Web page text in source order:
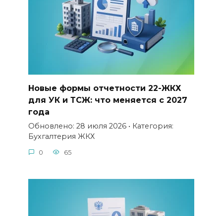
Новые формы отчетности 22-ЖКХ
для УК и ТСЖ: что меняется с 2027
года
Обновлено: 28 июля 2026 • Категория:
Бухгалтерия ЖКХ
0 65